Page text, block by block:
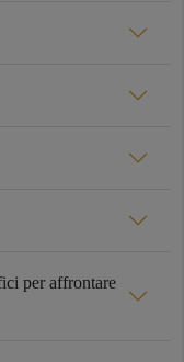
per affrontare